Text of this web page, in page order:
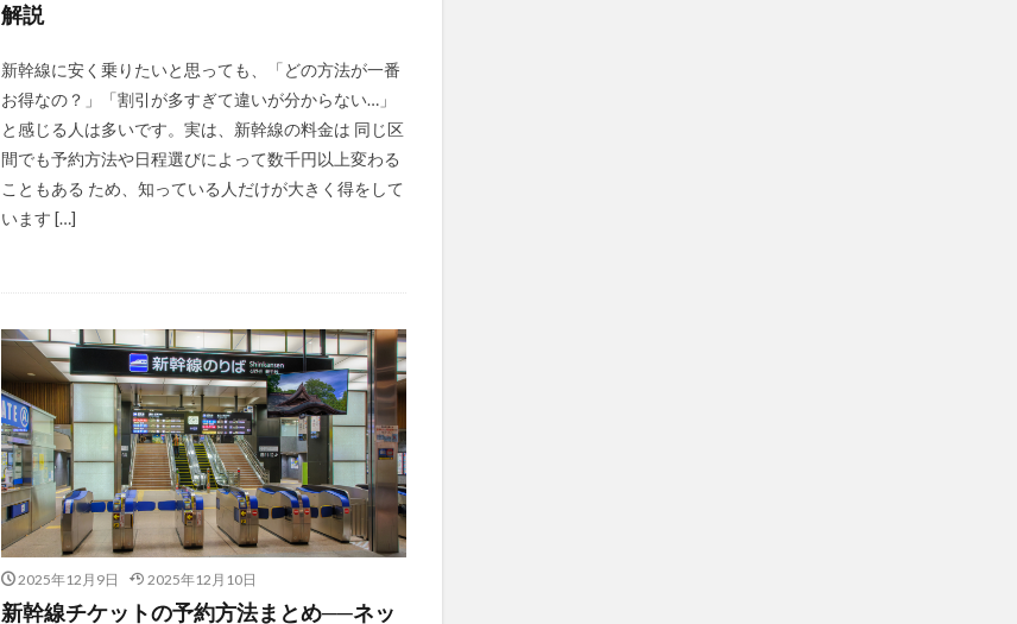
解説
新幹線に安く乗りたいと思っても、「どの方法が一番
お得なの？」「割引が多すぎて違いが分からない…」
と感じる人は多いです。実は、新幹線の料金は 同じ区
間でも予約方法や日程選びによって数千円以上変わる
こともある ため、知っている人だけが大きく得をして
います […]
2025年12月9日 2025年12月10日
新幹線チケットの予約方法まとめ──ネッ